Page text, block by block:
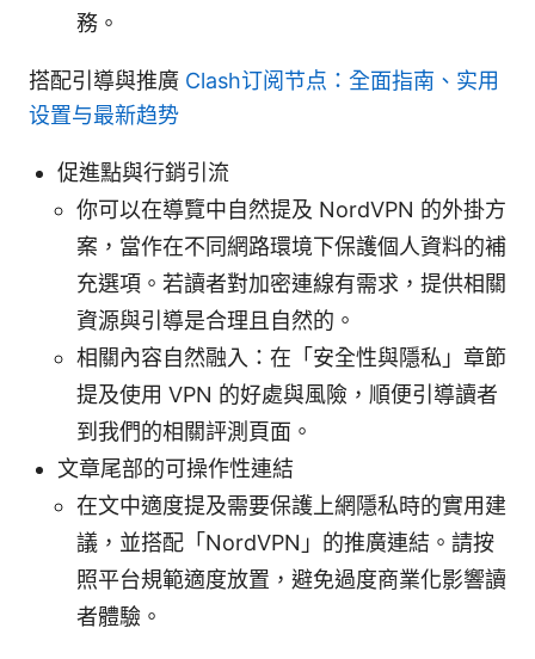
務。
搭配引導與推廣 Clash订阅节点：全面指南、实用
设置与最新趋势
促進點與行銷引流
你可以在導覽中自然提及 NordVPN 的外掛方
案，當作在不同網路環境下保護個人資料的補
充選項。若讀者對加密連線有需求，提供相關
資源與引導是合理且自然的。
相關內容自然融入：在「安全性與隱私」章節
提及使用 VPN 的好處與風險，順便引導讀者
到我們的相關評測頁面。
文章尾部的可操作性連結
在文中適度提及需要保護上網隱私時的實用建
議，並搭配「NordVPN」的推廣連結。請按
照平台規範適度放置，避免過度商業化影響讀
者體驗。